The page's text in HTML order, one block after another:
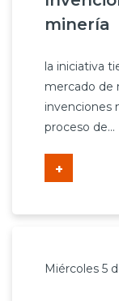
Inversionistas
Prensa
Trabaja en
Canales de
minería
la iniciativa
mercado de
invenciones
proceso de...
+
Miércoles 5